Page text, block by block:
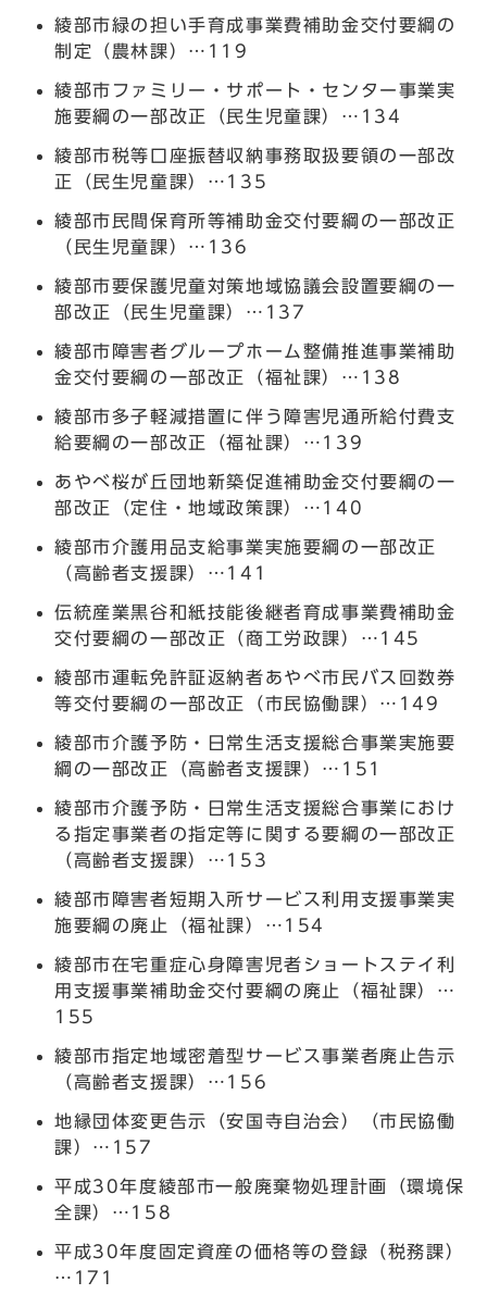
綾部市緑の担い手育成事業費補助金交付要綱の
制定（農林課）…119
綾部市ファミリー・サポート・センター事業実
施要綱の一部改正（民生児童課）…134
綾部市税等口座振替収納事務取扱要領の一部改
正（民生児童課）…135
綾部市民間保育所等補助金交付要綱の一部改正
（民生児童課）…136
綾部市要保護児童対策地域協議会設置要綱の一
部改正（民生児童課）…137
綾部市障害者グループホーム整備推進事業補助
金交付要綱の一部改正（福祉課）…138
綾部市多子軽減措置に伴う障害児通所給付費支
給要綱の一部改正（福祉課）…139
あやべ桜が丘団地新築促進補助金交付要綱の一
部改正（定住・地域政策課）…140
綾部市介護用品支給事業実施要綱の一部改正
（高齢者支援課）…141
伝統産業黒谷和紙技能後継者育成事業費補助金
交付要綱の一部改正（商工労政課）…145
綾部市運転免許証返納者あやべ市民バス回数券
等交付要綱の一部改正（市民協働課）…149
綾部市介護予防・日常生活支援総合事業実施要
綱の一部改正（高齢者支援課）…151
綾部市介護予防・日常生活支援総合事業におけ
る指定事業者の指定等に関する要綱の一部改正
（高齢者支援課）…153
綾部市障害者短期入所サービス利用支援事業実
施要綱の廃止（福祉課）…154
綾部市在宅重症心身障害児者ショートステイ利
用支援事業補助金交付要綱の廃止（福祉課）…
155
綾部市指定地域密着型サービス事業者廃止告示
（高齢者支援課）…156
地縁団体変更告示（安国寺自治会）（市民協働
課）…157
平成30年度綾部市一般廃棄物処理計画（環境保
全課）…158
平成30年度固定資産の価格等の登録（税務課）
…171